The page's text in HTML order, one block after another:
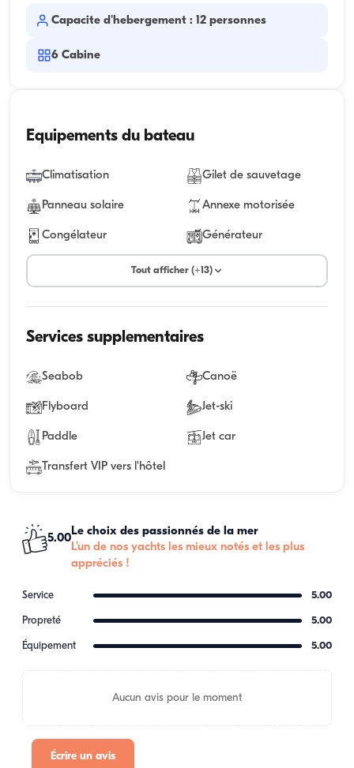
Capacite d'hebergement : 12 personnes
6 Cabine
Equipements du bateau
Climatisation Gilet de sauvetage
Panneau solaire Annexe motorisée
Congélateur Générateur
Tout afficher (+13)
Services supplementaires
Seabob Canoë
Flyboard Jet-ski
Paddle Jet car
Transfert VIP vers l'hôtel
5.00
Le choix des passionnés de la mer
L'un de nos yachts les mieux notés et les plus
appréciés !
Service 5.00
Propreté 5.00
Équipement 5.00
Aucun avis pour le moment
Écrire un avis